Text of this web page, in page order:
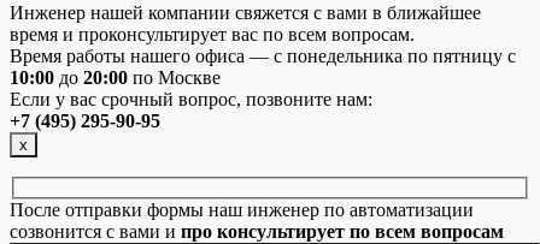
Инженер нашей компании свяжется с вами в ближайшее
время и проконсультирует вас по всем вопросам.
Время работы нашего офиса — с понедельника по пятницу с
10:00 до 20:00 по Москве
Если у вас срочный вопрос, позвоните нам:
+7 (495) 295-90-95
х
После отправки формы наш инженер по автоматизации
созвонится с вами и про консультирует по всем вопросам